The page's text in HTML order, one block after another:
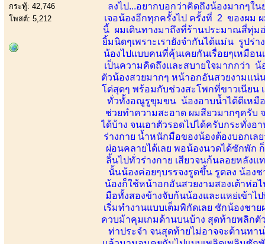
กระทู้: 42,746
โพสต์: 5,212
ลงไป...อยากบอกว่าคิดถึงน้องมากๆใ
เจอน้องอีกทุกครั้งไป ครั้งที่ 2 ของผม
นี้ ผมเดินทางมาถึงที่ร้านประมาณสี่ทุ่ม
ยิ้มนิดๆเพราะเรายังจำกันได้แม่น รูปร่
น้องไปแบบคนที่คุ้นเคยกันเรื่อยๆเหมือน
เป็นความคิดถึงและสบายใจมากกว่า น้
ตัวน้องสวยมากๆ หน้าอกอันสวยงามแน่
โด่สุดๆ พร้อมกับช่วงสะโพกที่ขาวเนีย
ทั่วทั้งอณูรูขุมขน น้องอาบน้ำได้ดีเหมื
ช่วยทำความสะอาด ผมสียวมากๆครับ
ได้บ้าง จนเอาตัวรอดไปได้ครับกระทั่งอ
ร่างกาย น้ำหนักมือของน้องต้องบอกเล
ผ่อนคลายได้เลย พอน้องนวดได้ซักพัก
ลิ้นไปทั่วร่างกาย เสียวจนก้นลอยหลัง
นั้นน้องค่อยๆบรรจงรูดขึ้น รูดลง น้อง
น้องก็ใช้หน้าอกอันสวยงามสองเต้าห่อ
มือทั้งสองข้างจับก้นน้องและแหย่เข้าไ
เริ่มทำงานแบบเต็มพิกัดเลย ชักน้องชา
ควบม้าคุมเกมด้านบนบ้าง สุดท้ายพลิกตั
ท่าประจำ จนสุดท้ายไม่อาจจะต้านทา